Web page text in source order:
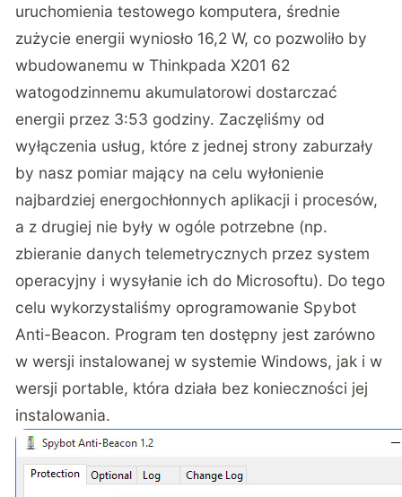
uruchomienia testowego komputera, średnie
zużycie energii wyniosło 16,2 W, co pozwoliło by
wbudowanemu w Thinkpada X201 62
watogodzinnemu akumulatorowi dostarczać
energii przez 3:53 godziny. Zaczęliśmy od
wyłączenia usług, które z jednej strony zaburzały
by nasz pomiar mający na celu wyłonienie
najbardziej energochłonnych aplikacji i procesów,
a z drugiej nie były w ogóle potrzebne (np.
zbieranie danych telemetrycznych przez system
operacyjny i wysyłanie ich do Microsoftu). Do tego
celu wykorzystaliśmy oprogramowanie Spybot
Anti-Beacon. Program ten dostępny jest zarówno
w wersji instalowanej w systemie Windows, jak i w
wersji portable, która działa bez konieczności jej
instalowania.